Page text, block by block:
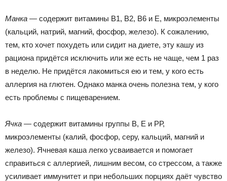
Манка — содержит витамины В1, В2, В6 и Е, микроэлементы
(кальций, натрий, магний, фосфор, железо). К сожалению,
тем, кто хочет похудеть или сидит на диете, эту кашу из
рациона придётся исключить или же есть не чаще, чем 1 раз
в неделю. Не придётся лакомиться ею и тем, у кого есть
аллергия на глютен. Однако манка очень полезна тем, у кого
есть проблемы с пищеварением.
Ячка — содержит витамины группы В, Е и РР,
микроэлементы (калий, фосфор, серу, кальций, магний и
железо). Ячневая каша легко усваивается и помогает
справиться с аллергией, лишним весом, со стрессом, а также
усиливает иммунитет и при небольших порциях даёт чувство